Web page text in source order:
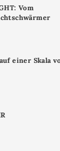
Vom
einer Skala